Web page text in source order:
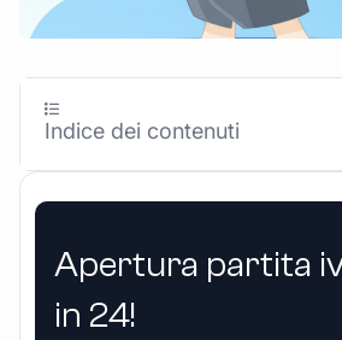
Apertura partita
in 24!
Indice dei contenuti